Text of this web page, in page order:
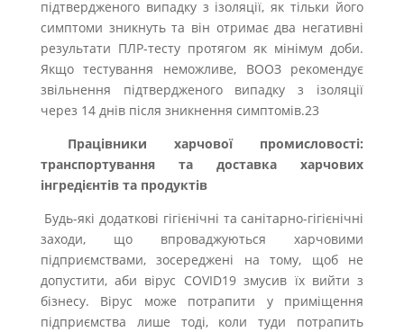
підтвердженого випадку з ізоляції, як тільки його
симптоми зникнуть та він отримає два негативні
результати ПЛР-тесту протягом як мінімум доби.
Якщо тестування неможливе, ВООЗ рекомендує
звільнення підтвердженого випадку з ізоляції
через 14 днів після зникнення симптомів.23
Працівники харчової промисловості:
транспортування та доставка харчових
інгредієнтів та продуктів
Будь-які додаткові гігієнічні та санітарно-гігієнічні
заходи, що впроваджуються харчовими
підприємствами, зосереджені на тому, щоб не
допустити, аби вірус COVID19 змусив їх вийти з
бізнесу. Вірус може потрапити у приміщення
підприємства лише тоді, коли туди потрапить